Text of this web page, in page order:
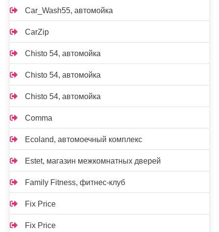
Car_Wash55, автомойка
CarZip
Chisto 54, автомойка
Chisto 54, автомойка
Chisto 54, автомойка
Comma
Ecoland, автомоечный комплекс
Estet, магазин межкомнатных дверей
Family Fitness, фитнес-клуб
Fix Price
Fix Price